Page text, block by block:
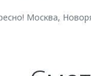
Москва,